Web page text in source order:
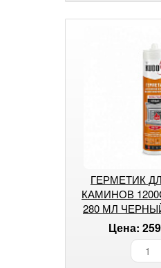
ГЕРМЕТИК
КАМИНОВ
280 МЛ
KSK-
Цена: